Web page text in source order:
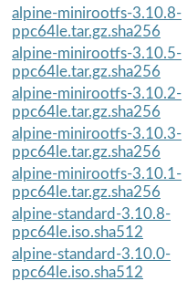
alpine-minirootfs-3.10.8-
ppc64le.tar.gz.sha256
alpine-minirootfs-3.10.5-
ppc64le.tar.gz.sha256
alpine-minirootfs-3.10.2-
ppc64le.tar.gz.sha256
alpine-minirootfs-3.10.3-
ppc64le.tar.gz.sha256
alpine-minirootfs-3.10.1-
ppc64le.tar.gz.sha256
alpine-standard-3.10.8-
ppc64le.iso.sha512
alpine-standard-3.10.0-
ppc64le.iso.sha512